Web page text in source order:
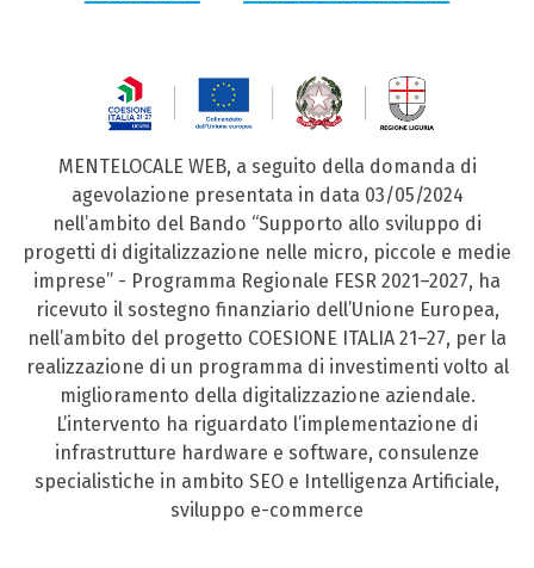
MENTELOCALE WEB, a seguito della domanda di
agevolazione presentata in data 03/05/2024
nell’ambito del Bando “Supporto allo sviluppo di
progetti di digitalizzazione nelle micro, piccole e medie
imprese” - Programma Regionale FESR 2021–2027, ha
ricevuto il sostegno finanziario dell’Unione Europea,
nell’ambito del progetto COESIONE ITALIA 21–27, per la
realizzazione di un programma di investimenti volto al
miglioramento della digitalizzazione aziendale.
L’intervento ha riguardato l’implementazione di
infrastrutture hardware e software, consulenze
specialistiche in ambito SEO e Intelligenza Artificiale,
sviluppo e-commerce